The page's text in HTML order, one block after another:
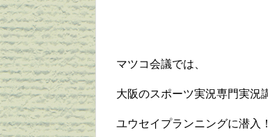
マツコ会議では、
大阪のスポーツ実況専門実況
ユウセイプランニングに潜入！